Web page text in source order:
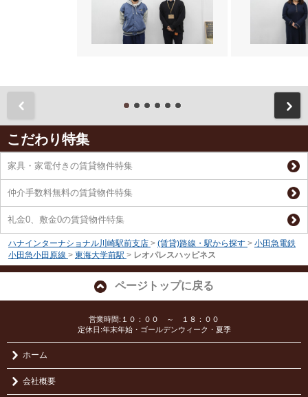
こだわり特集
家具・家電付きの賃貸物件特集
仲介手数料無料の賃貸物件特集
礼金0、敷金0の賃貸物件特集
ハナインターナショナル川崎駅前支店 > (賃貸)路線・駅から探す > 小田急電鉄
小田急小田原線 > 東海大学前駅 > レオパレスハッピネス
ページトップに戻る
営業時間:１０：００ ～ １８：００
定休日:年末年始・ゴールデンウィーク・夏季
ホーム
会社概要